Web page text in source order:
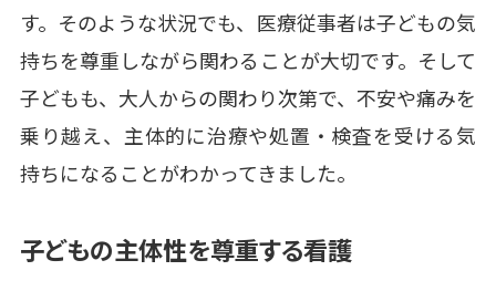
す。そのような状況でも、医療従事者は子どもの気
持ちを尊重しながら関わることが大切です。そして
子どもも、大人からの関わり次第で、不安や痛みを
乗り越え、主体的に治療や処置・検査を受ける気
持ちになることがわかってきました。
子どもの主体性を尊重する看護